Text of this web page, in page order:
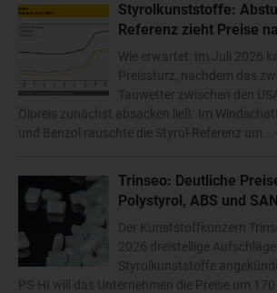
Styrolkunststoffe:
Referenz zieht Preise
Wie erwartet: Im Juli 2026
Preissturz, nachdem das
Tauwetter zwischen den
Ölpreis zunächst absacken ließ. Im
und Benzol rauschte die Styrol-Referenz um...
Trinseo: Deutliche
Polystyrol, ABS und SAN
Der Kunststoffkonzern
2026 dreistellige
Styrolkunststoffe
PS-HI will das Unternehmen die Preise um 170